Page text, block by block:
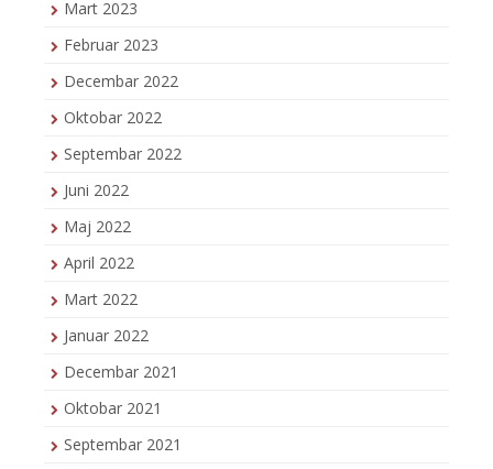
Mart 2023
Februar 2023
Decembar 2022
Oktobar 2022
Septembar 2022
Juni 2022
Maj 2022
April 2022
Mart 2022
Januar 2022
Decembar 2021
Oktobar 2021
Septembar 2021